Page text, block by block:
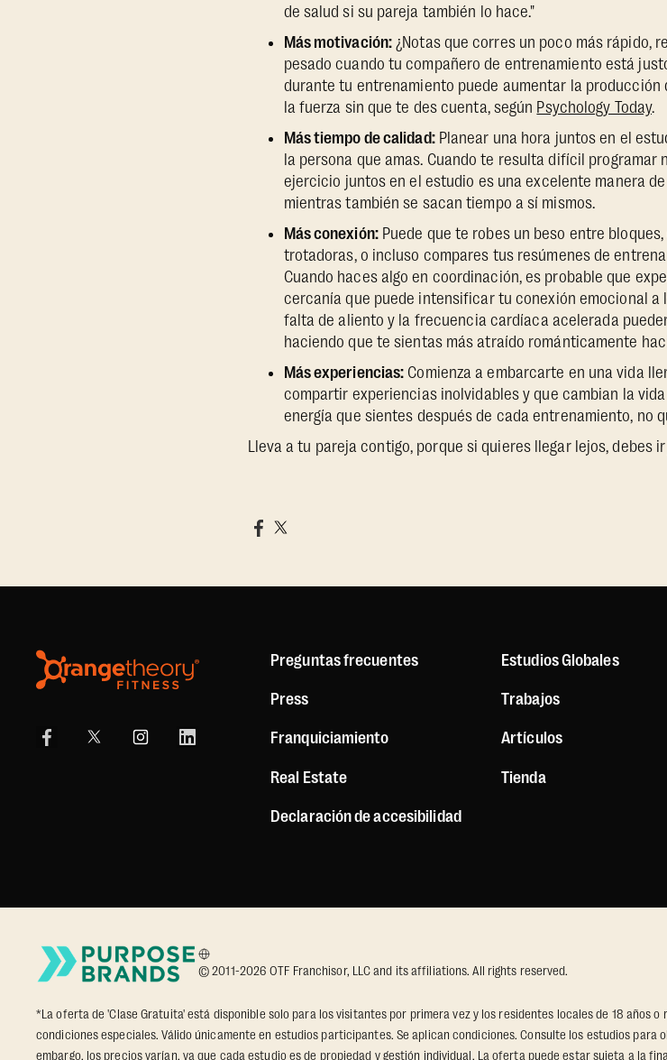
de salud si su pareja también lo hace."
Más motivación: ¿Notas que corres un poco más rápido,
pesado cuando tu compañero de entrenamiento está
durante tu entrenamiento puede aumentar la
la fuerza sin que te des cuenta, según Psychology Today.
Más tiempo de calidad:Planear una hora juntos en el
la persona que amas. Cuando te resulta difícil
ejercicio juntos en el estudio es una excelente manera
mientras también se sacan tiempo a sí mismos.
Más conexión:Puede que te robes un beso entre
trotadoras, o incluso compares tus resúmenes de
Cuando haces algo en coordinación, es probable que
cercanía que puede intensificar tu conexión emocional a
falta de aliento y la frecuencia cardíaca acelerada
haciendo que te sientas más atraído románticamente
Más experiencias: Comienza a embarcarte en una vida
compartir experiencias inolvidables y que cambian la
energía que sientes después de cada entrenamiento, no
Lleva a tu pareja contigo, porque si quieres llegar lejos, debes
Preguntas frecuentes
Press
Franquiciamiento
Real Estate
Declaración de accesibilidad
Estudios Globales
Trabajos
Artículos
Tienda
© 2011-2026 OTF Franchisor, LLC and its affiliations. All rights reserved.
*La oferta de 'Clase Gratuita' está disponible solo para los visitantes por primera vez y los residentes locales de 18 años
condiciones especiales. Válido únicamente en estudios participantes. Se aplican condiciones. Consulte los estudios
embargo, los precios varían, ya que cada estudio es de propiedad y gestión individual. La oferta puede estar sujeta a la